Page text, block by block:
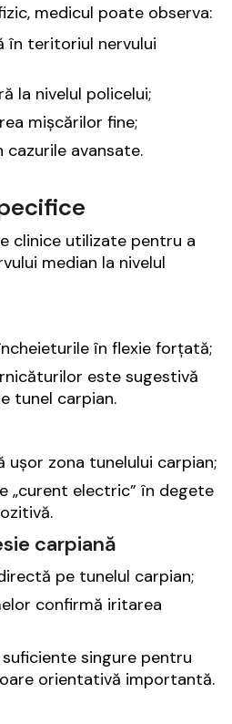
medicul poate observa:
în teritoriul nervului
la nivelul policelui;
mișcărilor fine;
avansate.
clinice utilizate pentru a
median la nivelul
în flexie forțată;
este sugestivă
tunel carpian.
ușor zona tunelului carpian;
„curent electric” în degete
carpiană
pe tunelul carpian;
confirmă iritarea
singure pentru
orientativă importantă.